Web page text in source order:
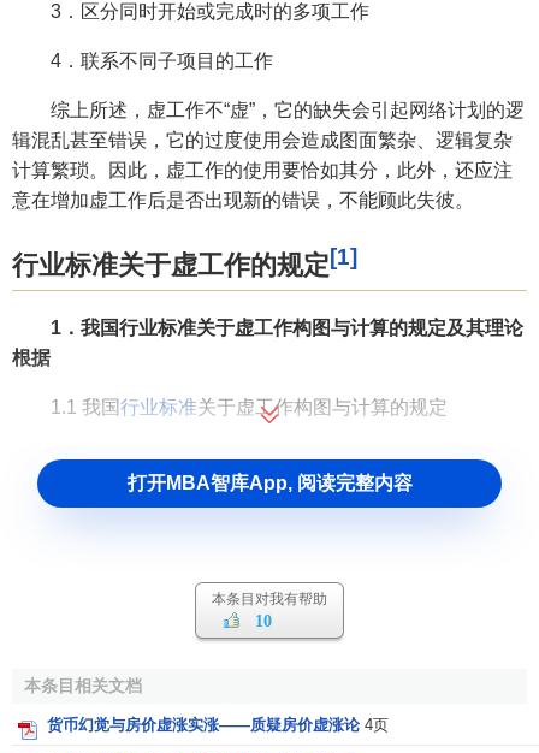
3．区分同时开始或完成时的多项工作
4．联系不同子项目的工作
综上所述，虚工作不“虚”，它的缺失会引起网络计划的逻
辑混乱甚至错误，它的过度使用会造成图面繁杂、逻辑复杂
计算繁琐。因此，虚工作的使用要恰如其分，此外，还应注
意在增加虚工作后是否出现新的错误，不能顾此失彼。
行业标准关于虚工作的规定[1]
1．我国行业标准关于虚工作构图与计算的规定及其理论
根据
1.1 我国行业标准关于虚工作构图与计算的规定
修改前后的国家行业标准《工程网络计划技术规程》
（以下简称《规程》）关于虚工作构图与计算的规定基本上
（1）“虚箭线仅在双代号网络图中使用。它表示一项虚
得到正确的表达。它不消耗资源，持续时间为零（第2.1.2
条）”。
打开MBA智库App, 阅读完整内容
本条目对我有帮助
10
本条目相关文档
货币幻觉与房价虚涨实涨——质疑房价虚涨论 4页